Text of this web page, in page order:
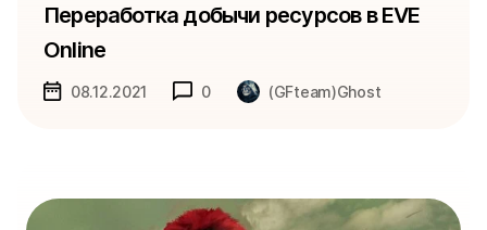
Переработка добычи ресурсов в EVE
Online
08.12.2021 0 (GFteam)Ghost